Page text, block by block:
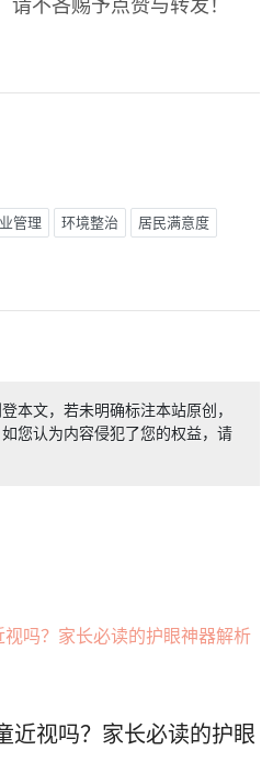
不吝赐予点赞与转发！
管理 环境整治 居民满意度
本文，若未明确标注本站原创，
您认为内容侵犯了您的权益，请
近视吗？家长必读的护眼